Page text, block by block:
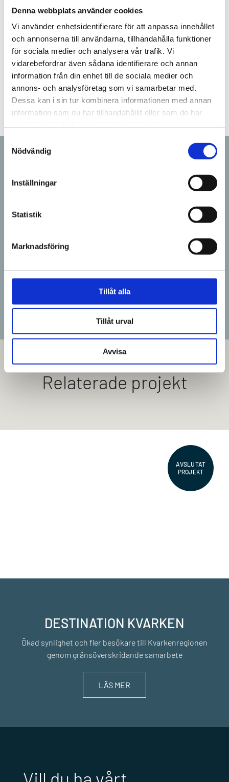
Denna webbplats använder cookies
Vi använder enhetsidentifierare för att anpassa innehållet
och annonserna till användarna, tillhandahålla funktioner
för sociala medier och analysera vår trafik. Vi
vidarebefordrar även sådana identifierare och annan
information från din enhet till de sociala medier och
annons- och analysföretag som vi samarbetar med.
Dessa kan i sin tur kombinera informationen med annan
information som du har tillhandahållit eller som de har
Nödvändig
Inställningar
Statistik
Marknadsföring
Tillåt alla
Tillåt urval
Avvisa
Destinationsutveckling AB (SE) | Österbottens
förbund (FI) | Region Västerbotten (SE) | Region
Västernorrland (SE) | Länsstyrelsen Västernorrland
(SE) | Vasa stad/Visit Vasa (FI) | Etelä-Pohjanmaan
Matkailu Oy (FI) | Kokkolan Matkailu Oy (FI) | Ab
Jakobstadsregionens utvecklingsbolag Concordia
(FI) | Kristinestads näringslivscentral (FI) | NLC Ferry
(FI)
Relaterade nyheter
Relaterade projekt
AVSLUTAT
PROJEKT
DESTINATION KVARKEN
Ökad synlighet och fler besökare till Kvarkenregionen
genom gränsöverskridande samarbete
LÄS MER